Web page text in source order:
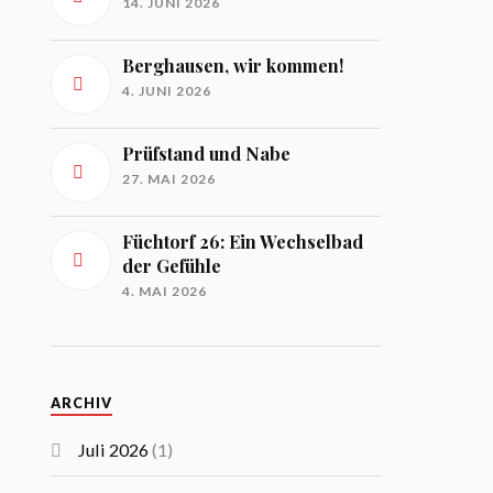
Berghausen, wir kommen!
4. JUNI 2026
Prüfstand und Nabe
27. MAI 2026
Füchtorf 26: Ein Wechselbad
der Gefühle
4. MAI 2026
ARCHIV
Juli 2026(1)